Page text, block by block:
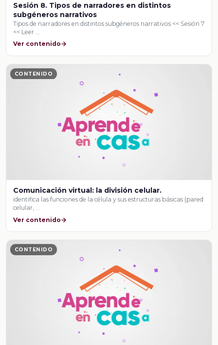
Sesión 8. Tipos de narradores en distintos
subgéneros narrativos
Tipos de narradores en distintos subgéneros narrativos << Sesión 7
<< Leer …
Ver contenido
CONTENIDO
Comunicación virtual: la división celular.
identifica las funciones de la célula y sus estructuras básicas (pared
celular, …
Ver contenido
CONTENIDO